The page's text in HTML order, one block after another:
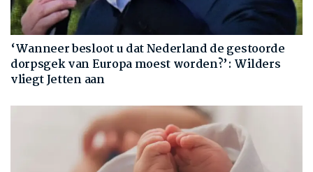
‘Wanneer besloot u dat Nederland de gestoorde
dorpsgek van Europa moest worden?’: Wilders
vliegt Jetten aan